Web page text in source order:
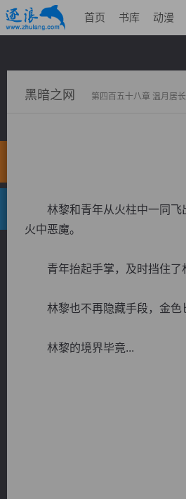
首页 书库 动漫
黑暗之网 第四百五十八章 温月居
林黎和青年从火柱中一同飞出
火中恶魔。
青年抬起手掌，及时挡住了
林黎也不再隐藏手段，金色
林黎的境界毕竟...